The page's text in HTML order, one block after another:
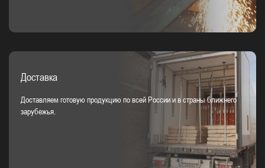
Доставка
Доставляем готовую продукцию по всей России и в страны ближнего
зарубежья.